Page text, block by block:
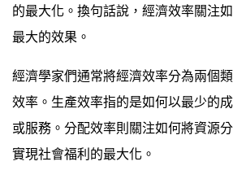
的最大化。換句話說，經濟效率關注
最大的效果。
經濟學家們通常將經濟效率分為兩個
效率。生產效率指的是如何以最少的
或服務。分配效率則關注如何將資源
實現社會福利的最大化。